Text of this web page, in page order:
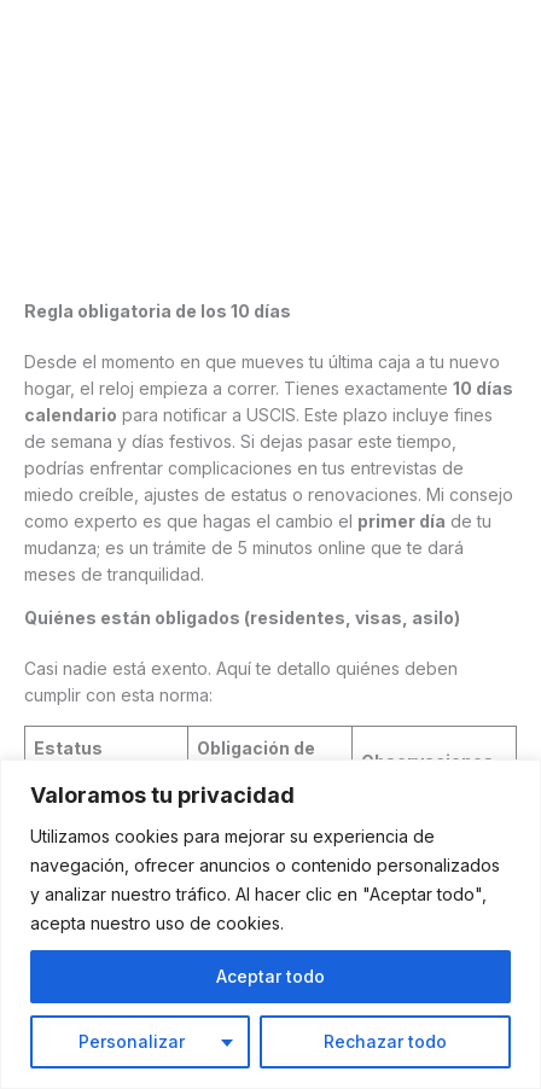
Valoramos tu privacidad
Utilizamos cookies para mejorar su experiencia de
navegación, ofrecer anuncios o contenido personalizados
y analizar nuestro tráfico. Al hacer clic en "Aceptar todo",
acepta nuestro uso de cookies.
Personalizar Rechazar todo
Aceptar todo
Regla obligatoria de los 10 días
Desde el momento en que mueves tu última caja a tu nuevo
hogar, el reloj empieza a correr. Tienes exactamente 10 días
calendario para notificar a USCIS. Este plazo incluye fines
de semana y días festivos. Si dejas pasar este tiempo,
podrías enfrentar complicaciones en tus entrevistas de
miedo creíble, ajustes de estatus o renovaciones. Mi consejo
como experto es que hagas el cambio el primer día de tu
mudanza; es un trámite de 5 minutos online que te dará
meses de tranquilidad.
Quiénes están obligados (residentes, visas, asilo)
Casi nadie está exento. Aquí te detallo quiénes deben
cumplir con esta norma:
Estatus
Obligación de
Observaciones
Permanentes
(Green Card)
SÍ
obtener la
ciudadanía.
Solicitantes de
SÍ
recibir citas de la
Titulares de
Incluye a
estudiantes y
trabajadores